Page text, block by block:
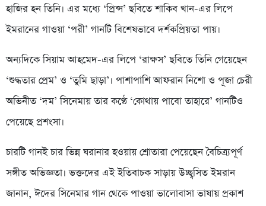
হাজির হন তিনি। এর মধ্যে ‘প্রিন্স’ ছবিতে শাকিব খান-এর লিপে
ইমরানের গাওয়া ‘পরী’ গানটি বিশেষভাবে দর্শকপ্রিয়তা পায়।
অন্যদিকে সিয়াম আহমেদ-এর লিপে ‘রাক্ষস’ ছবিতে তিনি গেয়েছেন
‘শুদ্ধতার প্রেম’ ও ‘তুমি ছাড়া’। পাশাপাশি আফরান নিশো ও পূজা চেরী
অভিনীত ‘দম’ সিনেমায় তার কণ্ঠে ‘কোথায় পাবো তাহারে’ গানটিও
পেয়েছে প্রশংসা।
চারটি গানই চার ভিন্ন ঘরানার হওয়ায় শ্রোতারা পেয়েছেন বৈচিত্র্যপূর্ণ
সঙ্গীত অভিজ্ঞতা। ভক্তদের এই ইতিবাচক সাড়ায় উচ্ছ্বসিত ইমরান
জানান, ঈদের সিনেমার গান থেকে পাওয়া ভালোবাসা ভাষায় প্রকাশ